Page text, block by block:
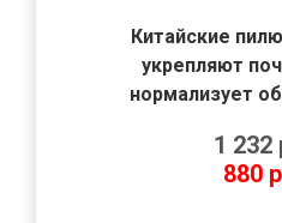
Китайские
укрепляют
нормализует
1 232
880